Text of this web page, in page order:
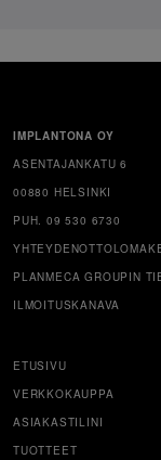
IMPLANTONA OY
ASENTAJANKATU 6
00880 HELSINKI
PUH. 09 530 6730
PLANMECA GROUPIN
ILMOITUSKANAVA
ETUSIVU
VERKKOKAUPPA
ASIAKASTILINI
TUOTTEET